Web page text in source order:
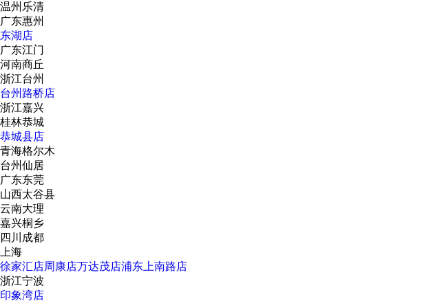
温州乐清
广东惠州
东湖店
广东江门
河南商丘
浙江台州
台州路桥店
浙江嘉兴
桂林恭城
恭城县店
青海格尔木
台州仙居
广东东莞
山西太谷县
云南大理
嘉兴桐乡
四川成都
上海
徐家汇店周康店万达茂店浦东上南路店
浙江宁波
印象湾店